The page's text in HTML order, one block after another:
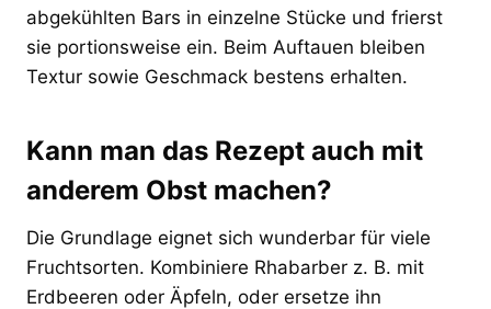
abgekühlten Bars in einzelne Stücke und frierst
sie portionsweise ein. Beim Auftauen bleiben
Textur sowie Geschmack bestens erhalten.
Kann man das Rezept auch mit
anderem Obst machen?
Die Grundlage eignet sich wunderbar für viele
Fruchtsorten. Kombiniere Rhabarber z. B. mit
Erdbeeren oder Äpfeln, oder ersetze ihn